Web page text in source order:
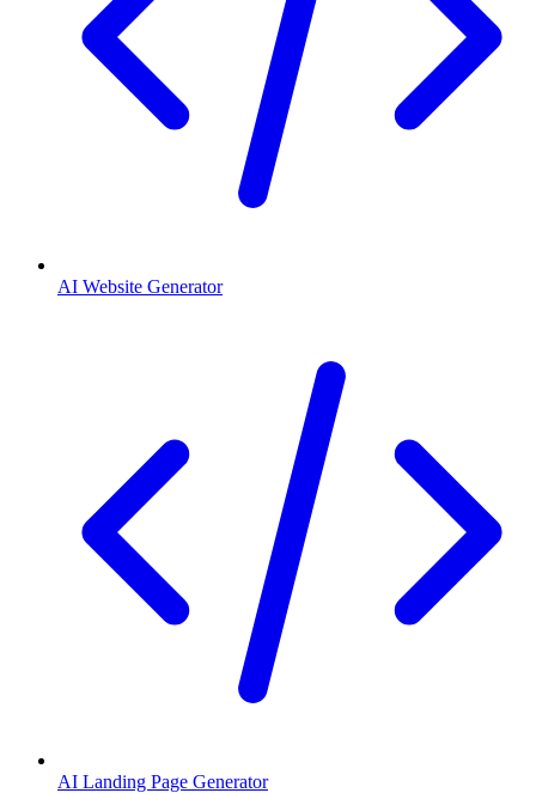
AI Website Generator
AI Landing Page Generator